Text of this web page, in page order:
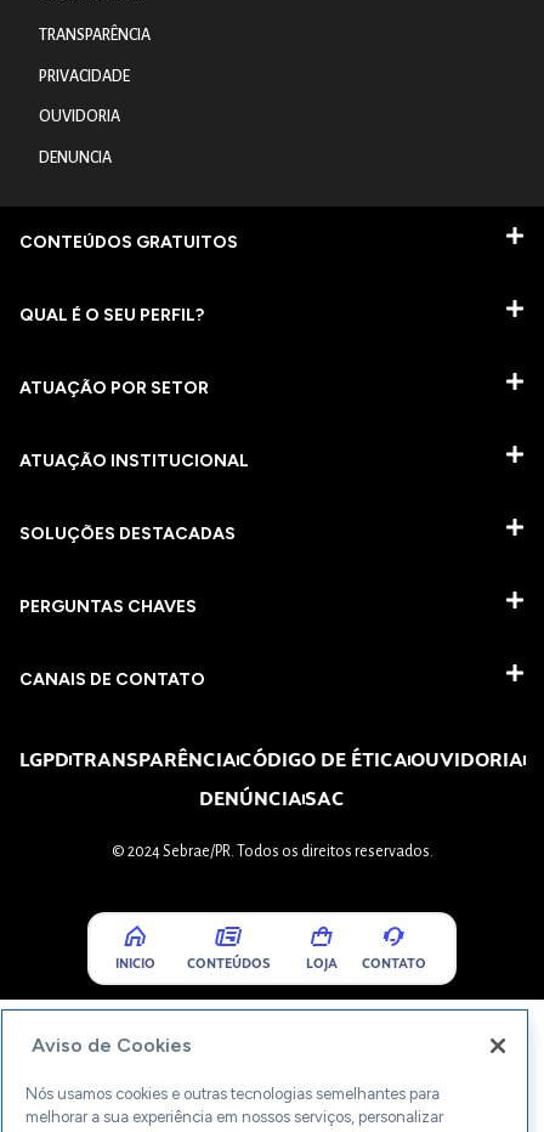
TRANSPARÊNCIA
PRIVACIDADE
OUVIDORIA
DENUNCIA
CONTEÚDOS GRATUITOS
QUAL É O SEU PERFIL?
ATUAÇÃO POR SETOR
ATUAÇÃO INSTITUCIONAL
SOLUÇÕES DESTACADAS
PERGUNTAS CHAVES​
CANAIS DE CONTATO
LGPDTRANSPARÊNCIACÓDIGO DE ÉTICAOUVIDORIA
DENÚNCIASAC
© 2024 Sebrae/PR. Todos os direitos reservados.
INICIO CONTEÚDOS LOJA CONTATO
Aviso de Cookies
Nós usamos cookies e outras tecnologias semelhantes para
melhorar a sua experiência em nossos serviços, personalizar